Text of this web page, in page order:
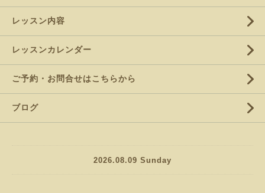
レッスン内容
レッスンカレンダー
ご予約・お問合せはこちらから
ブログ
2026.08.09 Sunday